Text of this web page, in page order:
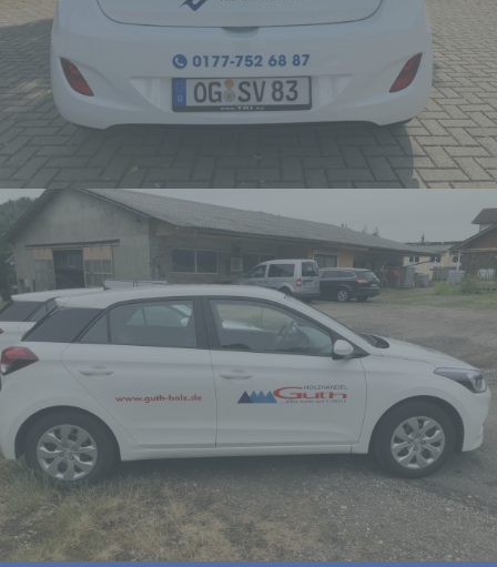
Profiling ist jede Art der
automatisierten Verarbeitung
personenbezogener Daten, die darin
besteht, dass diese
personenbezogenen Daten
verwendet werden, um bestimmte
eine natürliche Person beziehen, zu
bewerten, insbesondere, um Aspekte
bezüglich Arbeitsleistung,
wirtschaftlicher Lage, Gesundheit,
persönlicher Vorlieben, Interessen,
Zuverlässigkeit, Verhalten,
Aufenthaltsort oder Ortswechsel
dieser natürlichen Person zu
analysieren oder vorherzusagen.
f) Pseudonymisierung
Pseudonymisierung ist die
Verarbeitung personenbezogener
Daten in einer Weise, auf welche die
personenbezogenen Daten ohne
Hinzuziehung zusätzlicher
Informationen nicht mehr einer